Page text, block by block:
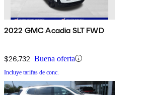
2022 GMC Acadia SLT FWD
$26,732 Buena oferta
Incluye tarifas de conc.